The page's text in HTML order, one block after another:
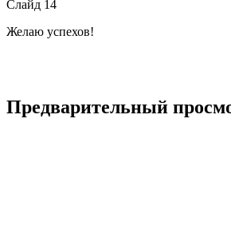
Слайд 14
Желаю успехов!
Предварительный